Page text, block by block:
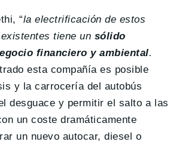
“la electrificación de estos
tiene un sólido
financiero y ambiental.
esta compañía es posible
y la carrocería del autobús
desguace y permitir el salto a las
un coste dramáticamente
un nuevo autocar, diesel o